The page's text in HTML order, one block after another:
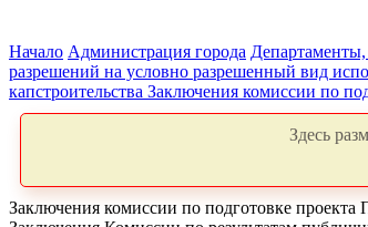
Начало Администрация города
разрешений на условно разрешенный вид
капстроительства Заключения комиссии по
Здесь
Заключения комиссии по подготовке